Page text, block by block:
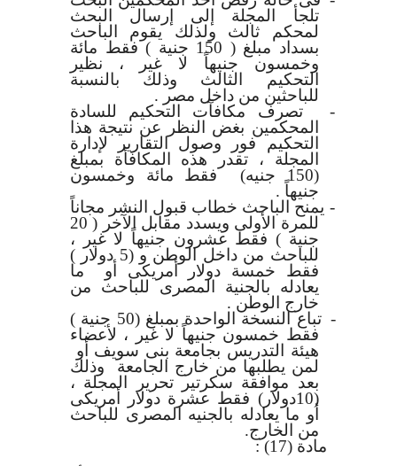
تلجأ المجلة إلى إرسال البحث
لمحكم ثالث ولذلك يقوم الباحث
بسداد مبلغ ( 150 جنية ) فقط مائة
وخمسون جنيهاً لا غير ، نظير
التحكيم الثالث وذلك بالنسبة
للباحثين من داخل مصر .
-
تصرف مكافآت التحكيم للسادة
المحكمين بغض النظر عن نتيجة هذا
التحكيم فور وصول التقارير لإدارة
المجلة ، تقدر هذه المكافأة بمبلغ
(150 جنيه) فقط مائة وخمسون
جنيهاً .
- يمنح الباحث خطاب قبول النشر مجاناً
للمرة الأولى ويسدد مقابل الآخر ( 20
جنية ) فقط عشرون جنيهاً لا غير ،
للباحث من داخل الوطن و (5 دولار )
فقط خمسة دولار أمريكى أو ما
يعادله بالجنية المصرى للباحث من
خارج الوطن .
-
تباع النسخة الواحدة بمبلغ (50 جنية )
فقط خمسون جنيهاً لا غير ، لأعضاء
هيئة التدريس بجامعة بنى سويف أو
لمن يطلبها من خارج الجامعة وذلك
بعد موافقة سكرتير تحرير المجلة ،
(10دولار) فقط عشرة دولار أمريكى
أو ما يعادله بالجنيه المصرى للباحث
من الخارج.
مادة (17)
: